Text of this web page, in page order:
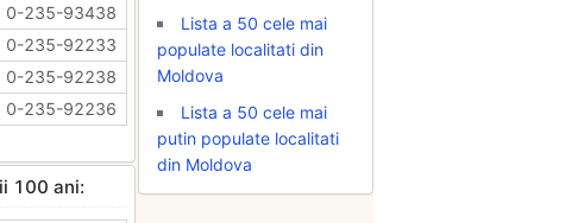
0-235-93438
0-235-92233
0-235-92238
0-235-92236
100 ani:
Lista a 50 cele mai
populate localitati din
Moldova
Lista a 50 cele mai
putin populate localitati
din Moldova